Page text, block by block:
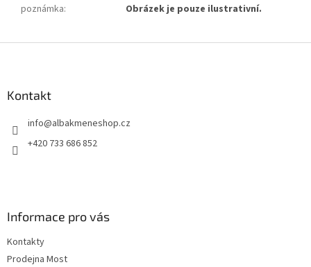
poznámka: Obrázek je pouze ilustrativní.
Kontakt
info@albakmeneshop.cz
+420 733 686 852
Informace pro vás
Kontakty
Prodejna Most